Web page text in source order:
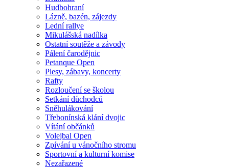
Hudbohraní
Lázně, bazén, zájezdy
Lední rallye
Mikulášská nadílka
Ostatní soutěže a závody
Pálení čarodějnic
Petanque Open
Plesy, zábavy, koncerty
Rafty
Rozloučení se školou
Setkání důchodců
Sněhulákování
Třebonínská klání dvojic
Vítání občánků
Volejbal Open
Zpívání u vánočního stromu
Sportovní a kulturní komise
Nezařazené